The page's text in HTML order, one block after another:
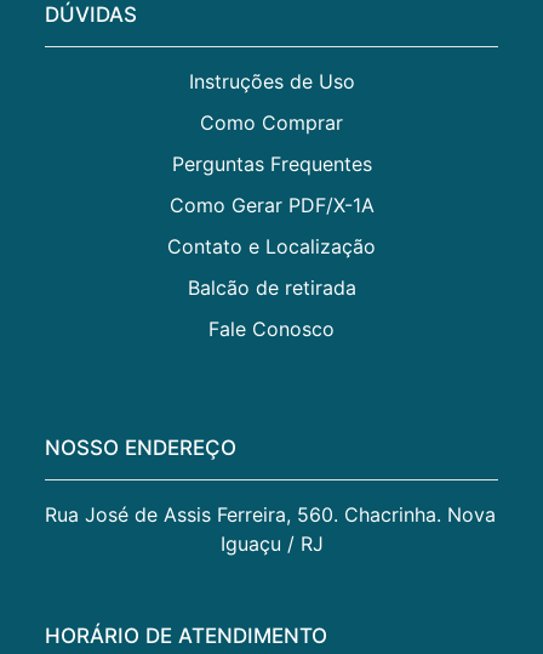
DÚVIDAS
Instruções de Uso
Como Comprar
Perguntas Frequentes
Como Gerar PDF/X-1A
Contato e Localização
Balcão de retirada
Fale Conosco
NOSSO ENDEREÇO
Rua José de Assis Ferreira, 560. Chacrinha. Nova
Iguaçu / RJ
HORÁRIO DE ATENDIMENTO